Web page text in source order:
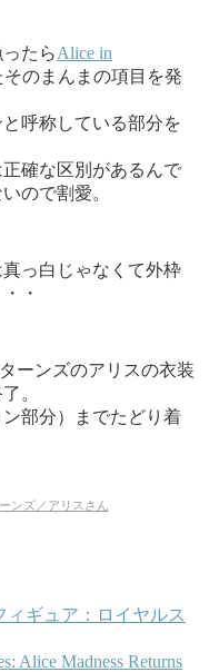
たらAlice in
のまんまの項目を発
呼称している部分を
確な区別があるんで
ので割愛。
っ白じゃなくて外枠
・
ーンズのアリスの衣装
。
部分）までたどり着
ンズ／アリスさん
ィギュア：ロイヤルス
Alice Madness Returns